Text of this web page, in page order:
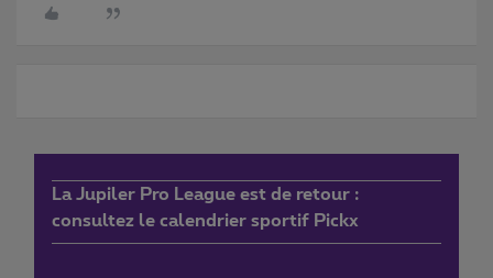
La Jupiler Pro League est de retour :
consultez le calendrier sportif Pickx